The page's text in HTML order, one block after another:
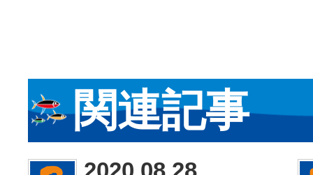
関連記事